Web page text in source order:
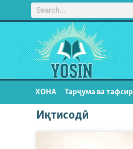
ХОНА Тарҷума ва тафсир
Иқтисодӣ